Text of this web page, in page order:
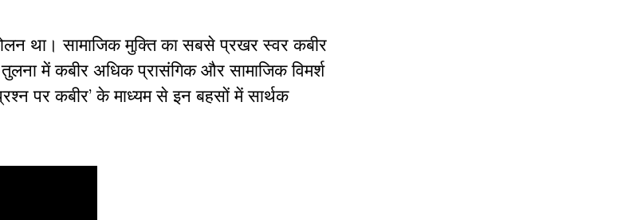
था। सामाजिक मुक्ति का सबसे प्रखर स्वर कबीर
में कबीर अधिक प्रासंगिक और सामाजिक विमर्श
पर कबीर’ के माध्यम से इन बहसों में सार्थक